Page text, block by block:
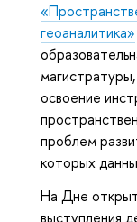
геоаналитика»
освоение
проблем
которых
На Дне
выступления